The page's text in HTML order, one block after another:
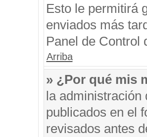
Esto le permitirá
enviados más
Panel de Control
Arriba
» ¿Por qué mis
la administración
publicados en el
revisados antes